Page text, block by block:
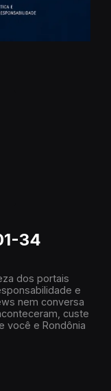
34
dos portais
e
nem conversa
custe
você e Rondônia